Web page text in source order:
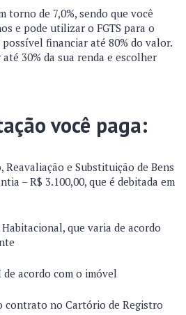
torno de 7,0%, sendo que você
e pode utilizar o FGTS para o
financiar até 80% do valor.
30% da sua renda e escolher
você paga:
Reavaliação e Substituição de Bens
– R$ 3.100,00, que é debitada em
que varia de acordo
de acordo com o imóvel
contrato no Cartório de Registro